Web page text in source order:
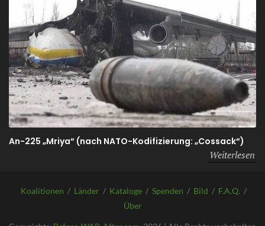
An-225 „Mriya“ (nach NATO-Kodifizierung: „Cossack“)
Weiterlesen
Koalitionen / Länder / Kataloge / Spenden / Bild / F.A.Q. /
Über